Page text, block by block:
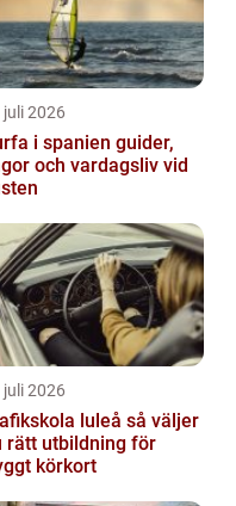
juli 2026
i spanien guider,
och vardagsliv vid
juli 2026
luleå så väljer
rätt utbildning för
körkort